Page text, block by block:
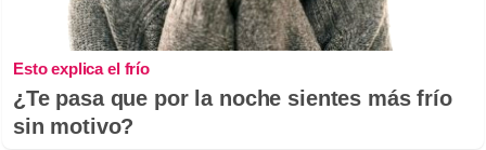
Esto explica el frío
¿Te pasa que por la noche sientes más frío
sin motivo?